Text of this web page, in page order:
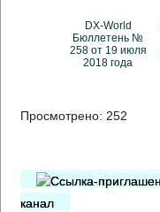
DX-World
Бюллетень №
258 от 19 июля
2018 года
Просмотрено:252
канал